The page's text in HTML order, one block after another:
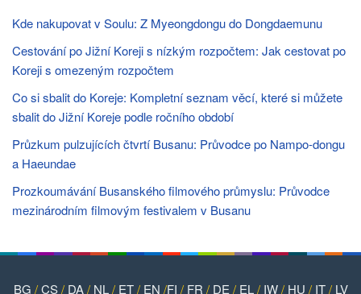
Kde nakupovat v Soulu: Z Myeongdongu do Dongdaemunu
Cestování po Jižní Koreji s nízkým rozpočtem: Jak cestovat po
Koreji s omezeným rozpočtem
Co si sbalit do Koreje: Kompletní seznam věcí, které si můžete
sbalit do Jižní Koreje podle ročního období
Průzkum pulzujících čtvrtí Busanu: Průvodce po Nampo-dongu
a Haeundae
Prozkoumávání Busanského filmového průmyslu: Průvodce
mezinárodním filmovým festivalem v Busanu
BG /CS/ DA/ NL/ ET/ EN /FI / FR / DE / EL/ IW/ HU / IT/ LV